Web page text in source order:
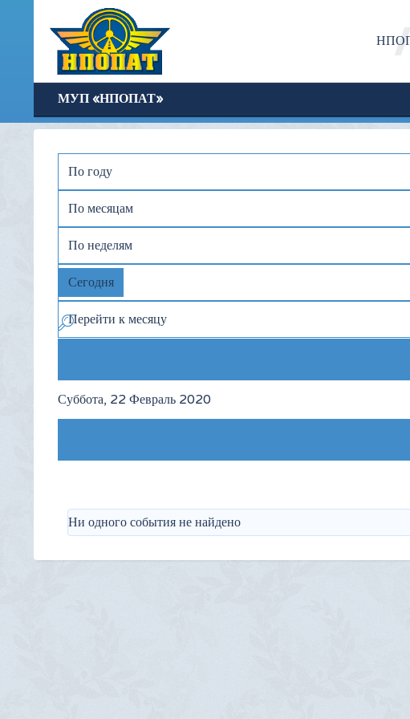
МУП «НПОПАТ»
По году
По месяцам
По неделям
Сегодня
Перейти к месяцу
Суббота, 22 Февраль 2020
Ни одного события не найдено